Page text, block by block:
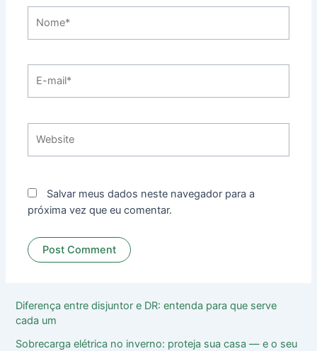
mail*
Salvar meus dados neste navegador para a
próxima vez que eu comentar.
Diferença entre disjuntor e DR: entenda para que serve
cada um
Sobrecarga elétrica no inverno: proteja sua casa ― e o seu